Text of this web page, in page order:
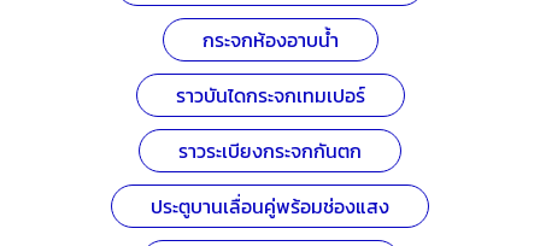
กระจกห้องอาบน้ำ
ราวบันไดกระจกเทมเปอร์
ราวระเบียงกระจกกันตก
ประตูบานเลื่อนคู่พร้อมช่องแสง